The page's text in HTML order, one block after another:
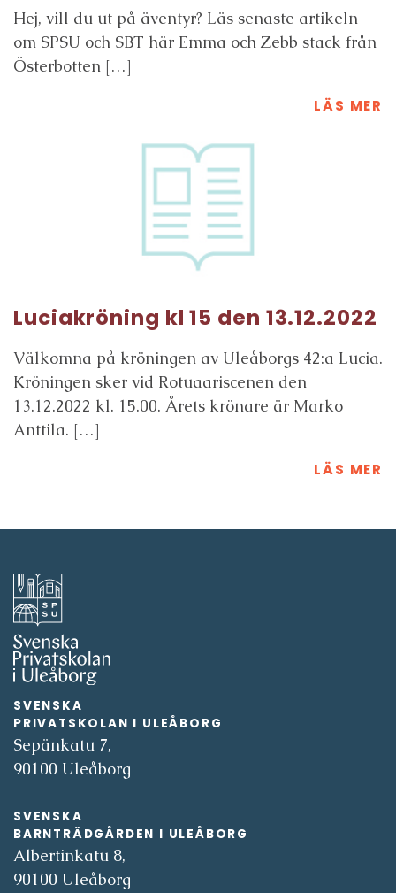
Hej, vill du ut på äventyr? Läs senaste artikeln
om SPSU och SBT här Emma och Zebb stack från
Österbotten […]
LÄS MER
Luciakröning kl 15 den 13.12.2022
Välkomna på kröningen av Uleåborgs 42:a Lucia.
Kröningen sker vid Rotuaariscenen den
13.12.2022 kl. 15.00. Årets krönare är Marko
Anttila. […]
LÄS MER
SVENSKA
PRIVATSKOLAN I ULEÅBORG
Sepänkatu 7,
90100 Uleåborg
SVENSKA
BARNTRÄDGÅRDEN I ULEÅBORG
Albertinkatu 8,
90100 Uleåborg